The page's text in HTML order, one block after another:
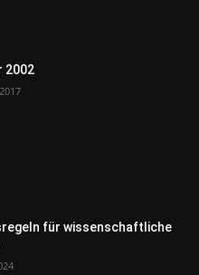
2002
für wissenschaftliche